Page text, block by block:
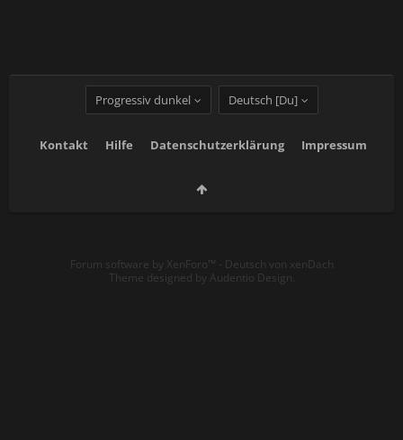
Progressiv dunkel Deutsch [Du]
Kontakt Hilfe Datenschutzerklärung Impressum
Forum software by XenForo™ - Deutsch von xenDach
Theme designed by Audentio Design.